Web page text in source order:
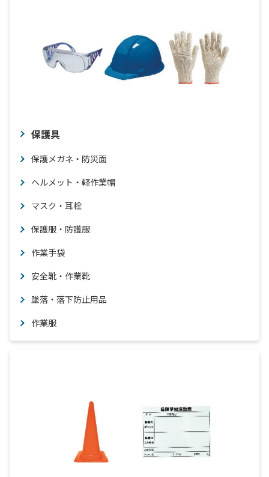
保護具
保護メガネ・防災面
ヘルメット・軽作業帽
マスク・耳栓
保護服・防護服
作業手袋
安全靴・作業靴
墜落・落下防止用品
作業服